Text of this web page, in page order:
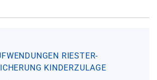
RIESTER-
KINDERZULAGE